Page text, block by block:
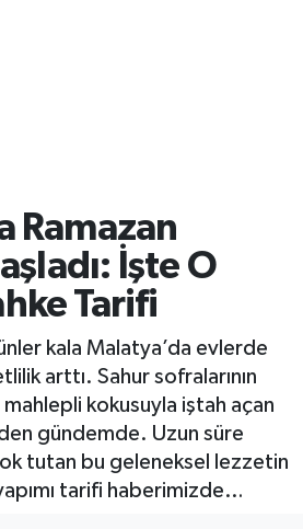
Ramazan
İşte O
Tarifi
kala Malatya’da evlerde
arttı. Sahur sofralarının
kokusuyla iştah açan
gündemde. Uzun süre
tutan bu geleneksel lezzetin
tarifi haberimizde…